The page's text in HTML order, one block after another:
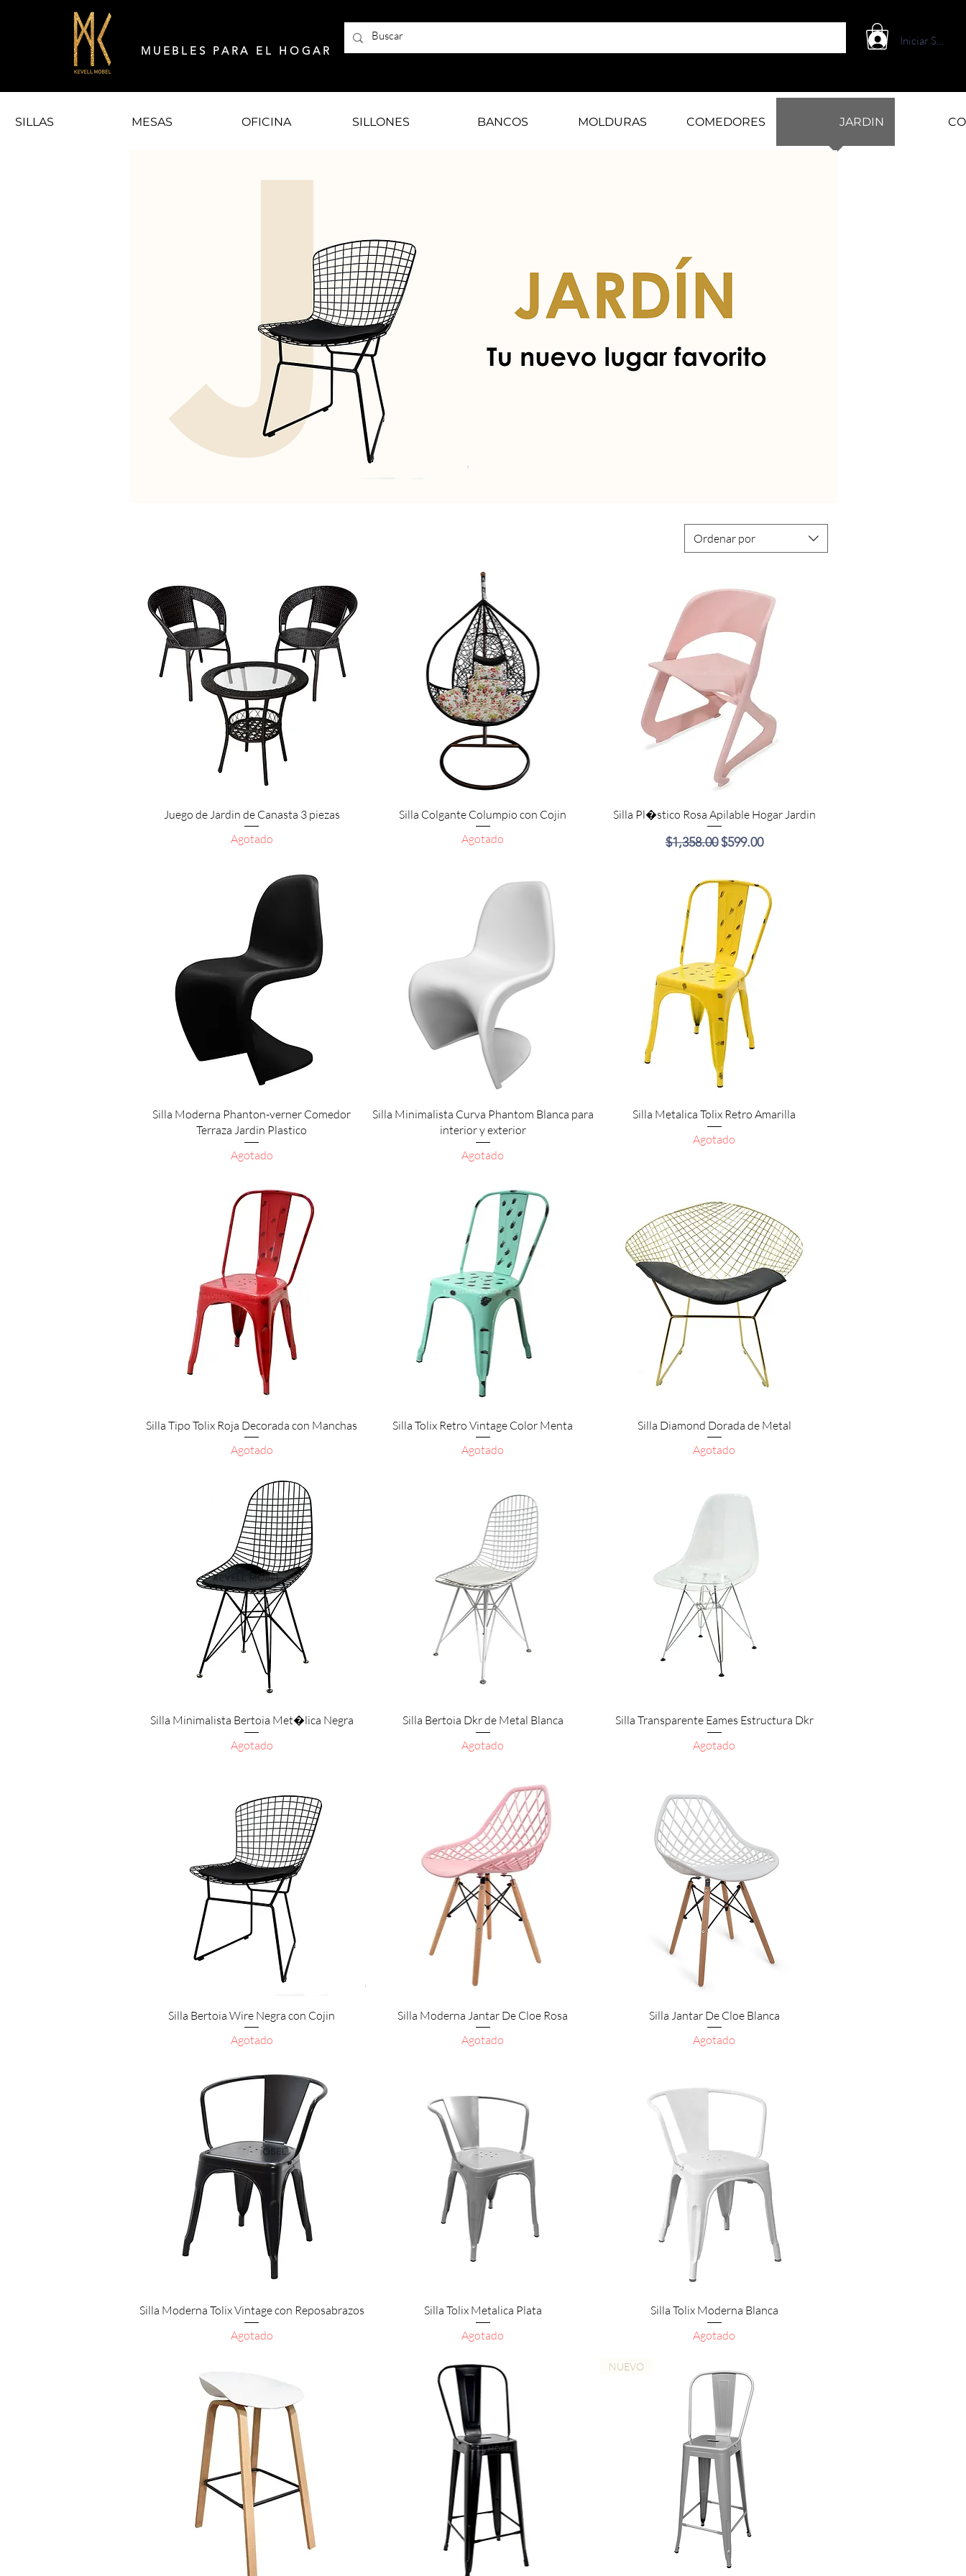
MUEBLES PARA EL HOGAR
Iniciar Sesión
SILLAS MESAS OFICINA SILLONES BANCOS MOLDURAS COMEDORES JARDIN
Ordenar por
Vista rápida
Juego de Jardin de Canasta 3 piezas
Agotado
Vista rápida
Silla Colgante Columpio con Cojin
Agotado
Vista rápida
Silla Pl�stico Rosa Apilable Hogar Jardin
Precio
$1,358.00Precio de oferta
$599.00
Vista rápida
Silla Moderna Phanton-verner Comedor
Terraza Jardin Plastico
Agotado
Vista rápida
Silla Minimalista Curva Phantom Blanca para
interior y exterior
Agotado
Vista rápida
Silla Metalica Tolix Retro Amarilla
Agotado
Vista rápida
Silla Tipo Tolix Roja Decorada con Manchas
Agotado
Vista rápida
Silla Tolix Retro Vintage Color Menta
Agotado
Vista rápida
Silla Diamond Dorada de Metal
Agotado
Vista rápida
Silla Minimalista Bertoia Met�lica Negra
Agotado
Vista rápida
Silla Bertoia Dkr de Metal Blanca
Agotado
Vista rápida
Silla Transparente Eames Estructura Dkr
Agotado
Vista rápida
Silla Bertoia Wire Negra con Cojin
Agotado
Vista rápida
Silla Moderna Jantar De Cloe Rosa
Agotado
Vista rápida
Silla Jantar De Cloe Blanca
Agotado
Vista rápida
Silla Moderna Tolix Vintage con Reposabrazos
Agotado
Vista rápida
Silla Tolix Metalica Plata
Agotado
Vista rápida
Silla Tolix Moderna Blanca
Agotado
NUEVO